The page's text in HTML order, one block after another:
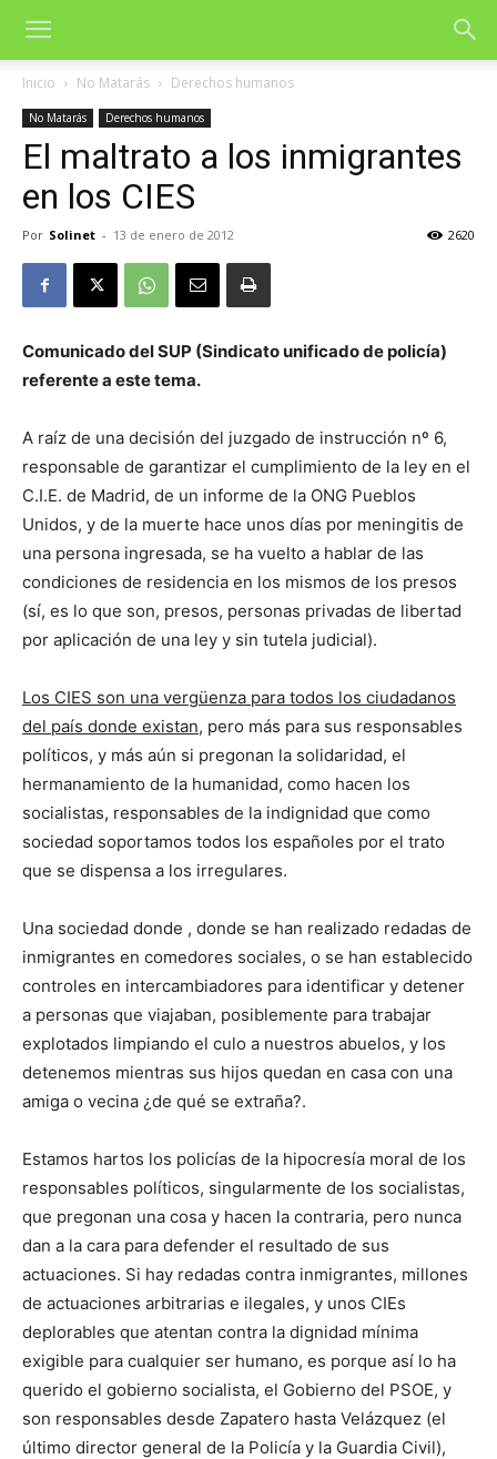
Inicio No Matarás Derechos humanos
No Matarás Derechos humanos
El maltrato a los inmigrantes
en los CIES
Por Solinet - 13 de enero de 2012 2620
Comunicado del SUP (Sindicato unificado de policía)
referente a este tema.
A raíz de una decisión del juzgado de instrucción nº 6,
responsable de garantizar el cumplimiento de la ley en el
C.I.E. de Madrid, de un informe de la ONG Pueblos
Unidos, y de la muerte hace unos días por meningitis de
una persona ingresada, se ha vuelto a hablar de las
condiciones de residencia en los mismos de los presos
(sí, es lo que son, presos, personas privadas de libertad
por aplicación de una ley y sin tutela judicial).
Los CIES son una vergüenza para todos los ciudadanos
del país donde existan, pero más para sus responsables
políticos, y más aún si pregonan la solidaridad, el
hermanamiento de la humanidad, como hacen los
socialistas, responsables de la indignidad que como
sociedad soportamos todos los españoles por el trato
que se dispensa a los irregulares.
Una sociedad donde , donde se han realizado redadas de
inmigrantes en comedores sociales, o se han establecido
controles en intercambiadores para identificar y detener
a personas que viajaban, posiblemente para trabajar
explotados limpiando el culo a nuestros abuelos, y los
detenemos mientras sus hijos quedan en casa con una
amiga o vecina ¿de qué se extraña?.
Estamos hartos los policías de la hipocresía moral de los
responsables políticos, singularmente de los socialistas,
que pregonan una cosa y hacen la contraria, pero nunca
dan a la cara para defender el resultado de sus
actuaciones. Si hay redadas contra inmigrantes, millones
de actuaciones arbitrarias e ilegales, y unos CIEs
deplorables que atentan contra la dignidad mínima
exigible para cualquier ser humano, es porque así lo ha
querido el gobierno socialista, el Gobierno del PSOE, y
son responsables desde Zapatero hasta Velázquez (el
último director general de la Policía y la Guardia Civil),